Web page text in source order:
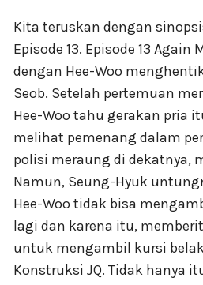
Kita teruskan dengan
Episode 13. Episode 13 Again
dengan Hee-Woo
Seob. Setelah pertemuan
Hee-Woo tahu gerakan pria
melihat pemenang dalam
polisi meraung di dekatnya,
Namun, Seung-Hyuk
Hee-Woo tidak bisa
lagi dan karena itu,
untuk mengambil kursi
Konstruksi JQ. Tidak hanya